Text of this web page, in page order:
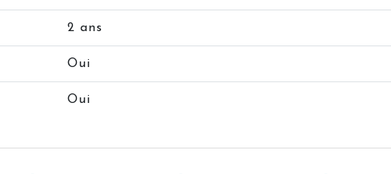
2 ans
Oui
Oui